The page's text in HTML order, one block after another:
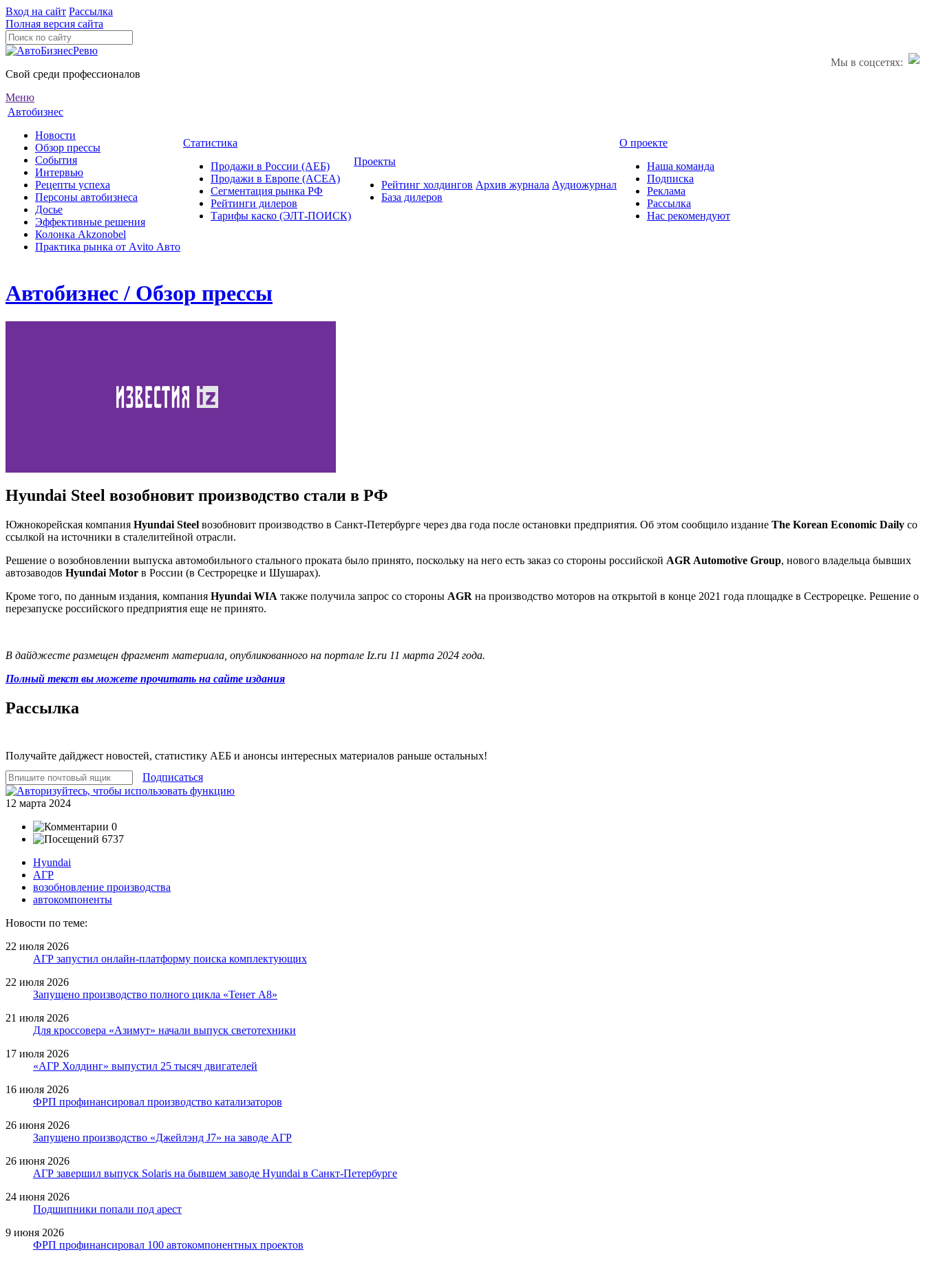
Вход на сайт Рассылка
Полная версия сайта
Мы в соцсетях:
Свой среди профессионалов
Меню
Автобизнес
Новости
Обзор прессы
События
Интервью
Рецепты успеха
Персоны автобизнеса
Досье
Эффективные решения
Колонка Akzonobel
Практика рынка от Аvito Авто
Статистика
Продажи в России (АЕБ)
Продажи в Европе (ACEA)
Сегментация рынка РФ
Рейтинги дилеров
Тарифы каско (ЭЛТ-ПОИСК)
Проекты
Рейтинг холдингов
База дилеров
Архив журнала Аудиожурнал
О проекте
Наша команда
Подписка
Реклама
Рассылка
Нас рекомендуют
Автобизнес / Обзор прессы
Hyundai Steel возобновит производство стали в РФ
Южнокорейская компания Hyundai Steel возобновит производство в Санкт-Петербурге через два года после остановки предприятия. Об этом сообщило издание The Korean Economic Daily со
ссылкой на источники в сталелитейной отрасли.
Решение о возобновлении выпуска автомобильного стального проката было принято, поскольку на него есть заказ со стороны российской AGR Automotive Group, нового владельца бывших
автозаводов Hyundai Motor в России (в Сестрорецке и Шушарах).
Кроме того, по данным издания, компания Hyundai WIA также получила запрос со стороны AGR на производство моторов на открытой в конце 2021 года площадке в Сестрорецке. Решение о
перезапуске российского предприятия еще не принято.
В дайджесте размещен фрагмент материала, опубликованного на портале Iz.ru 11 марта 2024 года.
Полный текст вы можете прочитать на сайте издания
Рассылка
Получайте дайджест новостей, статистику АЕБ и анонсы интересных материалов раньше остальных!
Подписаться
12 марта 2024
0
6737
Hyundai
АГР
возобновление производства
автокомпоненты
Новости по теме:
22 июля 2026
АГР запустил онлайн-платформу поиска комплектующих
22 июля 2026
Запущено производство полного цикла «Тенет A8»
21 июля 2026
Для кроссовера «Азимут» начали выпуск светотехники
17 июля 2026
«АГР Холдинг» выпустил 25 тысяч двигателей
16 июля 2026
ФРП профинансировал производство катализаторов
26 июня 2026
Запущено производство «Джейлэнд J7» на заводе АГР
26 июня 2026
АГР завершил выпуск Solaris на бывшем заводе Hyundai в Санкт-Петербурге
24 июня 2026
Подшипники попали под арест
9 июня 2026
ФРП профинансировал 100 автокомпонентных проектов